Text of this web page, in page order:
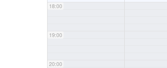
18:00
19:00
20:00